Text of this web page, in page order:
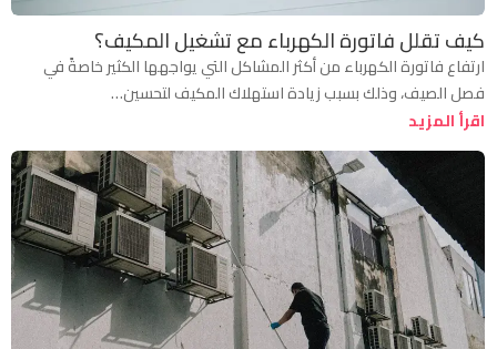
كيف تقلل فاتورة الكهرباء مع تشغيل المكيف؟
ارتفاع فاتورة الكهرباء من أكثر المشاكل التي يواجهها الكثير خاصةً في
فصل الصيف، وذلك بسبب زيادة استهلاك المكيف لتحسين…
اقرأ المزيد